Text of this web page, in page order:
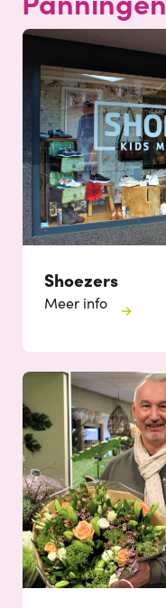
Shoezers
Meer info